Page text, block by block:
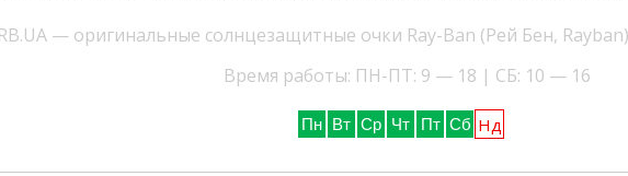
— оригинальные солнцезащитные очки Ray-Ban (Рей Бен,
Время работы: ПН-ПТ: 9 — 18 | СБ: 10 — 16
Пн Вт Ср Чт Пт Сб Нд